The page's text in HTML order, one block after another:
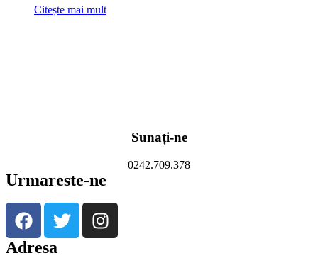
Citește mai mult
Sunați-ne
0242.709.378
Urmareste-ne
Adresa